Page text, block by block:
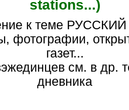
stations...)
к теме
фотографии,
газет...
см. в др.
дневника